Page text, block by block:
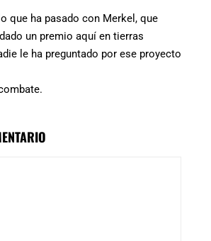
que ha pasado con Merkel, que
un premio aquí en tierras
le ha preguntado por ese proyecto